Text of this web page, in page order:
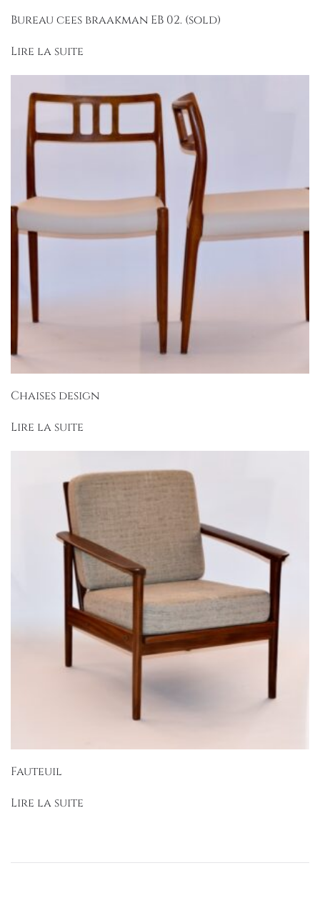
Bureau cees braakman EB 02. (sold)
Lire la suite
Chaises design
Lire la suite
Fauteuil
Lire la suite